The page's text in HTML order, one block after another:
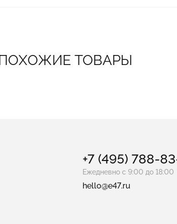
ТОВАРЫ
+7 (495) 788-
Ежедневно с 9:00 до 18:00
hello@e47.ru